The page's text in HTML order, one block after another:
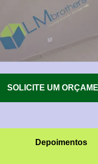
SOLICITE UM
Depoimentos